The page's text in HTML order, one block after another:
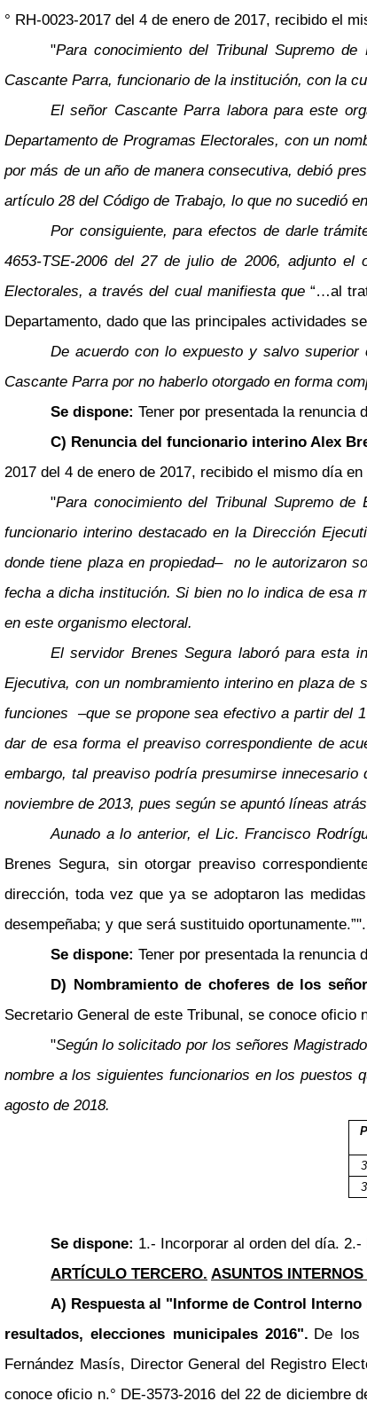
° RH-0023-2017 del 4 de enero de 2017, recibido el
"Para conocimiento del Tribunal Supremo
Cascante Parra, funcionario de la institución, con la
El señor Cascante Parra labora para este
Departamento de Programas Electorales, con un
por más de un año de manera consecutiva, debió
artículo 28 del Código de Trabajo, lo que no sucedió
Por consiguiente, para efectos de darle
4653-TSE-2006 del 27 de julio de 2006, adjunto el
Electorales, a través del cual manifiesta que“…al
Departamento, dado que las principales actividades
De acuerdo con lo expuesto y salvo
Cascante Parra por no haberlo otorgado en forma
Se dispone: Tener por presentada la renuncia
C) Renuncia del funcionario interino Alex
2017 del 4 de enero de 2017, recibido el mismo día
"Para conocimiento del Tribunal Supremo
funcionario interino destacado en la Dirección
donde tiene plaza en propiedad–no le autorizaron
fecha a dicha institución. Si bien no lo indica de esa
en este organismo electoral.
El servidor Brenes Segura laboró para esta
Ejecutiva, con un nombramiento interino en plaza
funciones–que se propone sea efectivo a partir del
dar de esa forma el preaviso correspondiente de
embargo, tal preaviso podría presumirse
noviembre de 2013, pues según se apuntó líneas
Aunado a lo anterior, el Lic. Francisco
Brenes Segura, sin otorgar preaviso
dirección, toda vez que ya se adoptaron las
desempeñaba; y que será sustituido oportunamente.”".
Se dispone: Tener por presentada la renuncia
D) Nombramiento de choferes de los
Secretario General de este Tribunal, se conoce oficio
"Según lo solicitado por los señores
nombre a los siguientes funcionarios en los puestos
agosto de 2018.
Se dispone: 1.- Incorporar al orden del día.
ARTÍCULO TERCERO. ASUNTOS
A) Respuesta al "Informe de Control
resultados, elecciones municipales 2016". De los
Fernández Masís, Director General del Registro
conoce oficio n.° DE-3573-2016 del 22 de diciembre